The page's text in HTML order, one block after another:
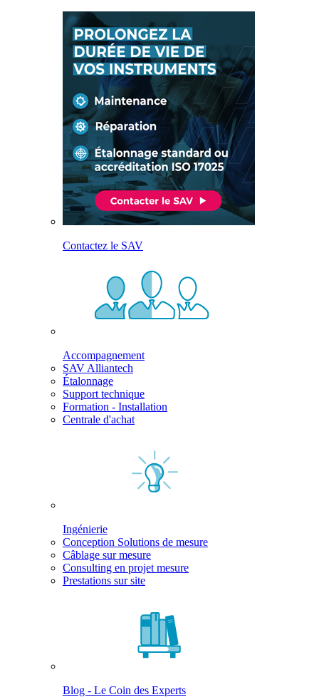
Contactez le SAV
Accompagnement
SAV Alliantech
Étalonnage
Support technique
Formation - Installation
Centrale d'achat
Ingénierie
Conception Solutions de mesure
Câblage sur mesure
Consulting en projet mesure
Prestations sur site
Blog - Le Coin des Experts